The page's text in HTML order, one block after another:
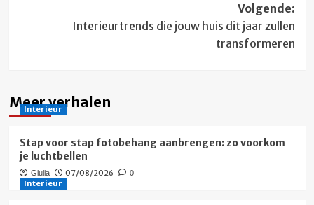
Volgende:
Interieurtrends die jouw huis dit jaar zullen
transformeren
Meer verhalen
Interieur
Stap voor stap fotobehang aanbrengen: zo voorkom
je luchtbellen
Giulia 07/08/2026 0
Interieur